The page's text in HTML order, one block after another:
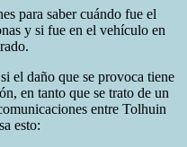
para saber cuándo fue el
y si fue en el vehículo en
el daño que se provoca tiene
en tanto que se trato de un
entre Tolhuin
esto: